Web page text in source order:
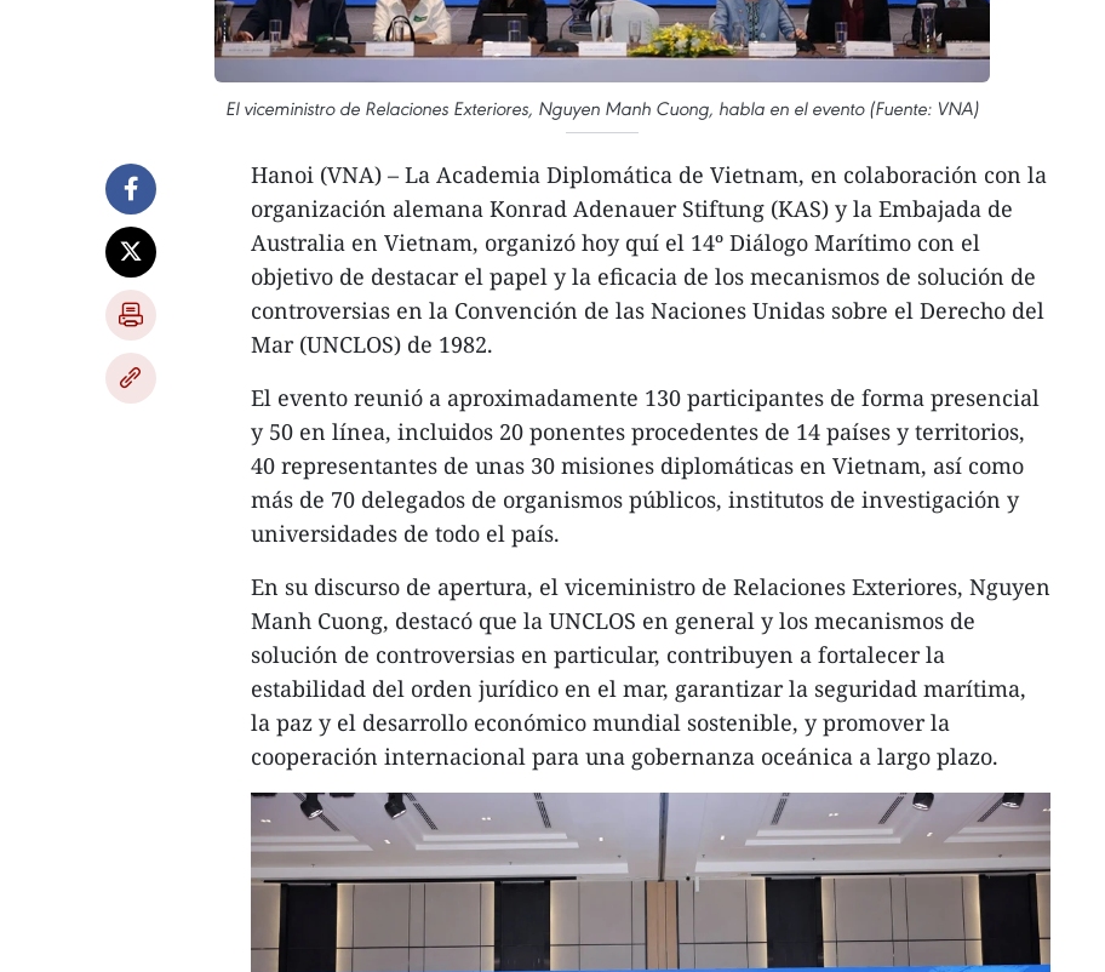
El viceministro de Relaciones Exteriores, Nguyen Manh Cuong, habla en el evento (Fuente: VNA)
Hanoi (VNA) – La Academia Diplomática de Vietnam, en colaboración con la
organización alemana Konrad Adenauer Stiftung (KAS) y la Embajada de
Australia en Vietnam, organizó hoy quí el 14º Diálogo Marítimo con el
objetivo de destacar el papel y la eficacia de los mecanismos de solución de
controversias en la Convención de las Naciones Unidas sobre el Derecho del
Mar (UNCLOS) de 1982.
El evento reunió a aproximadamente 130 participantes de forma presencial
y 50 en línea, incluidos 20 ponentes procedentes de 14 países y territorios,
40 representantes de unas 30 misiones diplomáticas en Vietnam, así como
más de 70 delegados de organismos públicos, institutos de investigación y
universidades de todo el país.
En su discurso de apertura, el viceministro de Relaciones Exteriores, Nguyen
Manh Cuong, destacó que la UNCLOS en general y los mecanismos de
solución de controversias en particular, contribuyen a fortalecer la
estabilidad del orden jurídico en el mar, garantizar la seguridad marítima,
la paz y el desarrollo económico mundial sostenible, y promover la
cooperación internacional para una gobernanza oceánica a largo plazo.